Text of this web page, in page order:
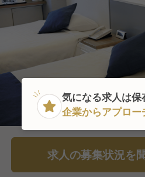
求人の募集状況を
気になる求人は保
企業からアプロー